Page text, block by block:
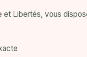
et Libertés, vous